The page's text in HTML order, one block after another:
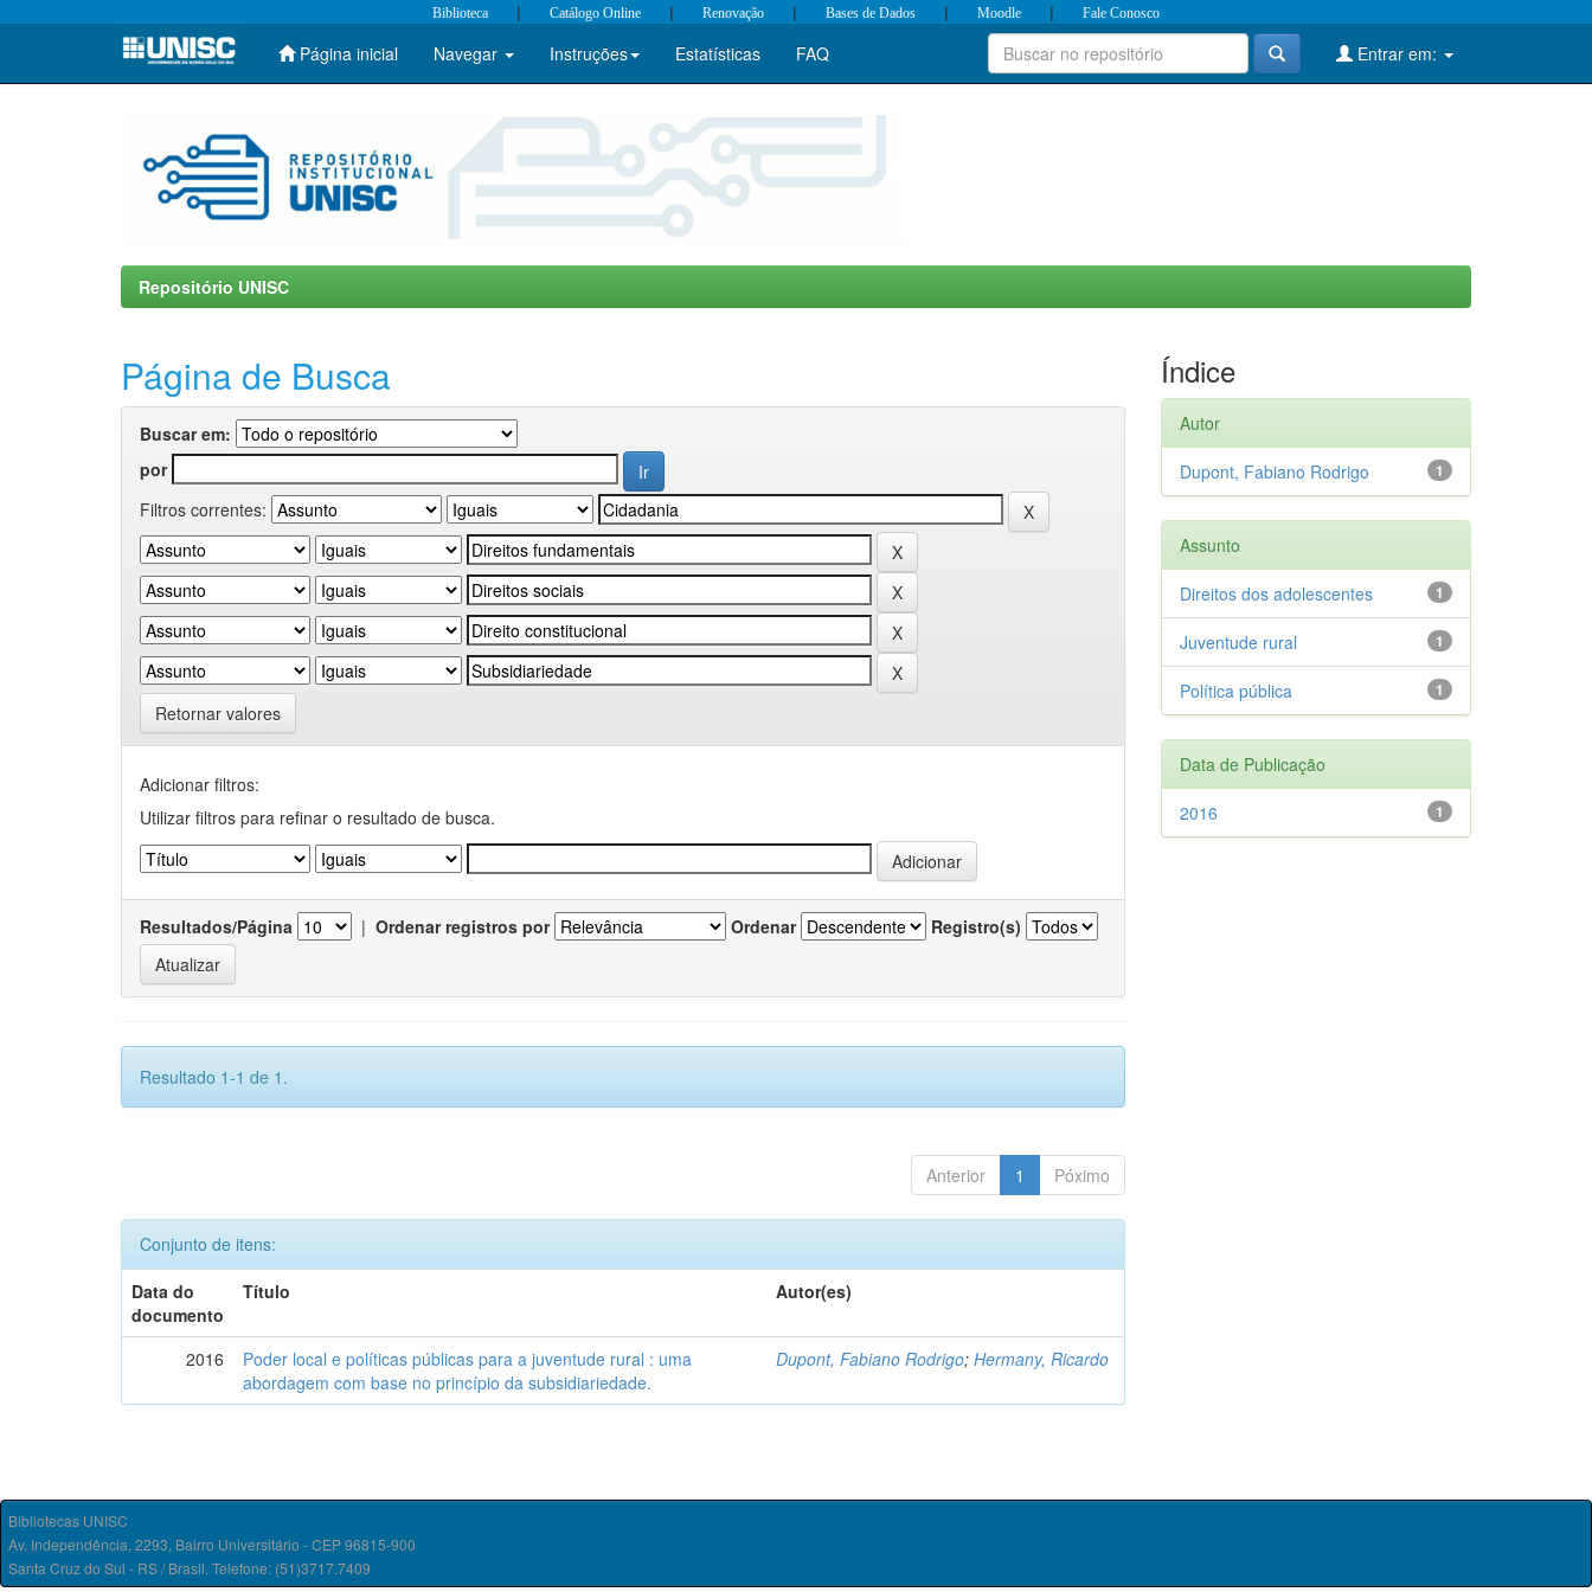
Skip
Biblioteca | Catálogo Online | Renovação | Bases de Dados | Moodle | Fale Conosco
Página inicial Navegar Instruções Estatísticas FAQ Entrar em:
Repositório UNISC
Página de Busca
Buscar em:
por
Filtros correntes:
Retornar valores
Adicionar filtros:
Utilizar filtros para refinar o resultado de busca.
Resultados/Página | Ordenar registros por Ordenar Registro(s)
Resultado 1-1 de 1.
Anterior 1 Póximo
Conjunto de itens:
Data do
documento
Título Autor(es)
2016
Poder local e políticas públicas para a juventude rural : uma
abordagem com base no princípio da subsidiariedade.
Dupont, Fabiano Rodrigo;Hermany, Ricardo
Índice
Autor
1
Dupont, Fabiano Rodrigo
Assunto
1
Direitos dos adolescentes
1
Juventude rural
1
Política pública
Data de Publicação
1
2016
Bibliotecas UNISC
Av. Independência, 2293, Bairro Universitário - CEP 96815-900
Santa Cruz do Sul - RS / Brasil. Telefone: (51)3717.7409